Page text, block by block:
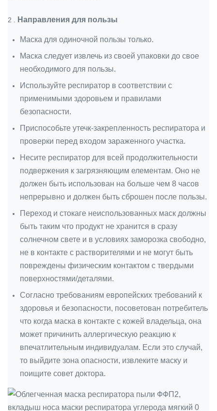
2 . Направления для пользы
Маска для одиночной пользы только.
Маска следует извлечь из своей упаковки до свое
необходимого для пользы.
Используйте респиратор в соответствии с
применимыми здоровьем и правилами
безопасности.
Приспособьте утечк-закрепленность респиратора и
проверки перед входом зараженного участка.
Несите респиратор для всей продолжительности
подвержения к загрязняющим елементам. Оно не
должен быть использован на больше чем 8 часов
непрерывно и должен быть сброшен после пользы.
Переход и стокаге неиспользованных маск должны
быть таким что продукт не хранится в сразу
солнечном свете и в условиях заморозка свободно,
не в контакте с растворителями и не могут быть
повреждены физическим контактом с твердыми
поверхностями/деталями.
Согласно требованиям европейских требований к
здоровья и безопасности, посоветован потребитель
что когда маска в контакте с кожей владельца, она
может причинить аллергическую реакцию к
впечатлительным индивидуалам. Если это случай,
то выйдите зона опасности, извлеките маску и
поищите совет доктора.